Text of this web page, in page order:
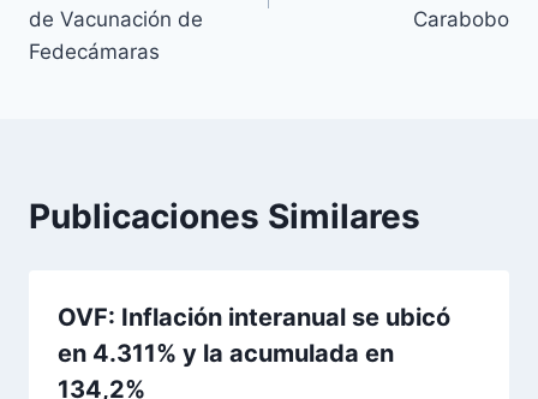
de Vacunación de
Fedecámaras
Carabobo
Publicaciones Similares
OVF: Inflación interanual se ubicó
en 4.311% y la acumulada en
134,2%